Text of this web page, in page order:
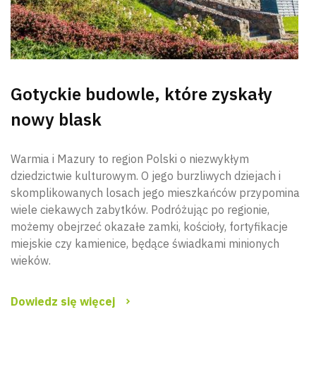
Gotyckie budowle, które zyskały
nowy blask
Warmia i Mazury to region Polski o niezwykłym
dziedzictwie kulturowym. O jego burzliwych dziejach i
skomplikowanych losach jego mieszkańców przypomina
wiele ciekawych zabytków. Podróżując po regionie,
możemy obejrzeć okazałe zamki, kościoły, fortyfikacje
miejskie czy kamienice, będące świadkami minionych
wieków.
Dowiedz się więcej